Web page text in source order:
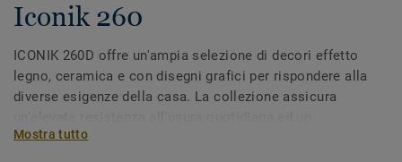
Iconik 260
ICONIK 260D offre un'ampia selezione di decori effetto
legno, ceramica e con disegni grafici per rispondere alla
diverse esigenze della casa. La collezione assicura
miglioramento acustico di 16 dB. Iltrattamento superficiale
Mostra tutto